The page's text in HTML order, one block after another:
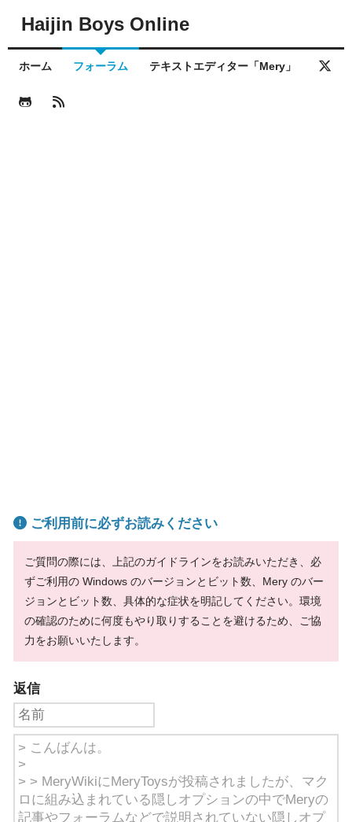
Haijin Boys Online
ホーム フォーラム テキストエディター「Mery」
ご利用前に必ずお読みください
ご質問の際には、上記のガイドラインをお読みいただき、必
ずご利用の Windows のバージョンとビット数、Mery のバー
ジョンとビット数、具体的な症状を明記してください。環境
の確認のために何度もやり取りすることを避けるため、ご協
力をお願いいたします。
返信